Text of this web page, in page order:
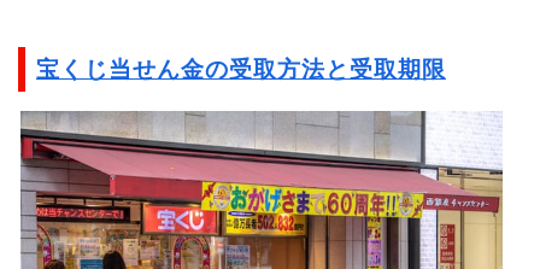
宝くじ当せん金の受取方法と受取期限